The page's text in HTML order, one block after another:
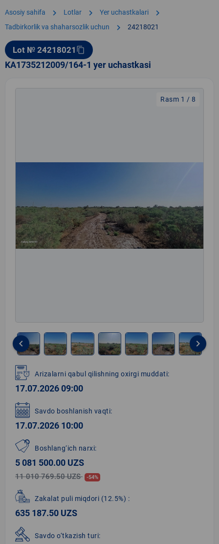
Asosiy sahifa chevron_right Lotlar chevron_right Yer uchastkalari chevron_right
Tadbirkorlik va shaharsozlik uchun chevron_right 24218021
Lot № 24218021 content_copy
KA1735212009/164-1 yer uchastkasi
Rasm 1 / 8
1
of
8
keyboard_arrow_left keyboard_arrow_right
Arizalarni qabul qilishning oxirgi muddati:
17.07.2026 09:00
Savdo boshlanish vaqti:
17.07.2026 10:00
Boshlang‘ich narxi:
5 081 500.00 UZS
11 010 769.50 UZS -54%
Zakalat puli miqdori (12.5%) :
635 187.50 UZS
Savdo o‘tkazish turi: